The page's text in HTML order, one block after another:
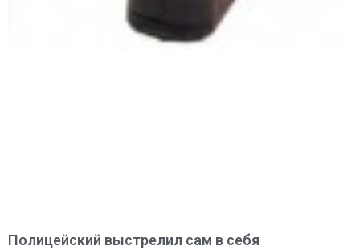
Полицейский выстрелил сам в себя